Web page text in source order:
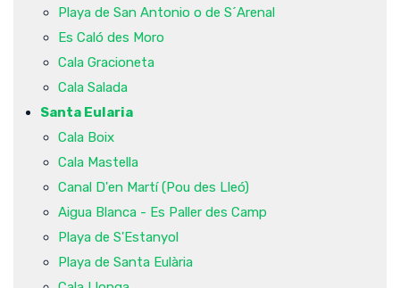
Playa de San Antonio o de S´Arenal
Es Caló des Moro
Cala Gracioneta
Cala Salada
Santa Eularia
Cala Boix
Cala Mastella
Canal D'en Martí (Pou des Lleó)
Aigua Blanca - Es Paller des Camp
Playa de S'Estanyol
Playa de Santa Eulària